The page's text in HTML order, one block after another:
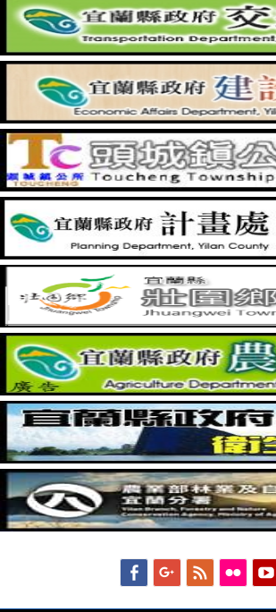
FacebookGoogleplus
Feed Flickr